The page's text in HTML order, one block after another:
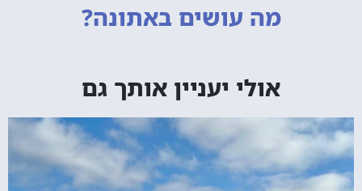
מה עושים באתונה?
אולי יעניין אותך גם